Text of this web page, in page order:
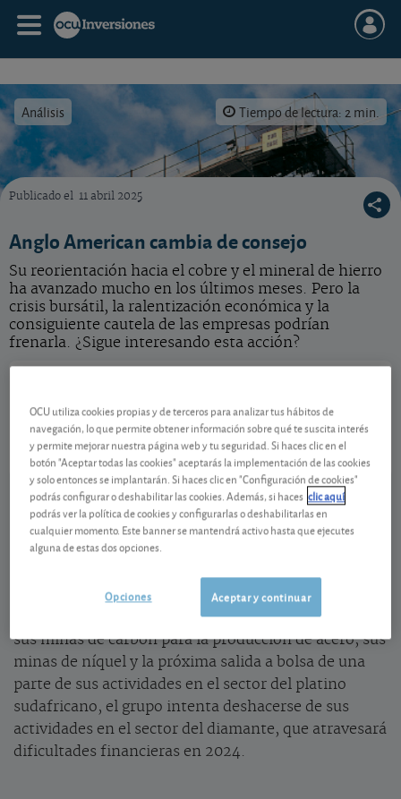
Análisis Tiempo de lectura: 2 min.
En el entorno actual preferimos ser prudentes. De ahí, que cambiemos el consejo del
Publicado el 11 abril 2025
Anglo American cambia de consejo
Su reorientación hacia el cobre y el mineral de hierro
ha avanzado mucho en los últimos meses. Pero la
crisis bursátil, la ralentización económica y la
consiguiente cautela de las empresas podrían
frenarla. ¿Sigue interesando esta acción?
06/08/2026 Londres
Ver detalladamente
Presión sobre los precios de las materias
primas
Anglo Americansigue
reorientando sus actividades para impulsar la
cotización de sus acciones. Tras la venta en curso de
sus minas de carbón para la producción de acero, sus
minas de níquel y la próxima salida a bolsa de una
parte de sus actividades en el sector del platino
sudafricano, el grupo intenta deshacerse de sus
actividades en el sector del diamante, que atravesará
dificultades financieras en 2024.
OCU utiliza cookies propias y de terceros para analizar tus hábitos de
navegación, lo que permite obtener información sobre qué te suscita interés
y permite mejorar nuestra página web y tu seguridad. Si haces clic en el
botón "Aceptar todas las cookies" aceptarás la implementación de las cookies
y solo entonces se implantarán. Si haces clic en "Configuración de cookies"
podrás configurar o deshabilitar las cookies. Además, si haces clic aquí
podrás ver la política de cookies y configurarlas o deshabilitarlas en
cualquier momento. Este banner se mantendrá activo hasta que ejecutes
alguna de estas dos opciones.
Aceptar y continuar
Opciones